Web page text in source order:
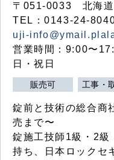
〒051-0033 北海道
TEL：0143-24-
uji-
営業時間：9:00〜
日・祝日
販売可 工事・
錠前と技術の総合商
売まで〜
錠施工技師1級・2級
持ち、日本ロックセ